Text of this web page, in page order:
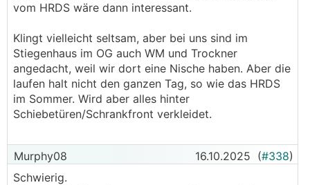
vom HRDS wäre dann interessant.
Klingt vielleicht seltsam, aber bei uns sind im
Stiegenhaus im OG auch WM und Trockner
angedacht, weil wir dort eine Nische haben. Aber die
laufen halt nicht den ganzen Tag, so wie das HRDS
im Sommer. Wird aber alles hinter
Schiebetüren/Schrankfront verkleidet.
Murphy08 16.10.2025 (#338)
Schwierig.